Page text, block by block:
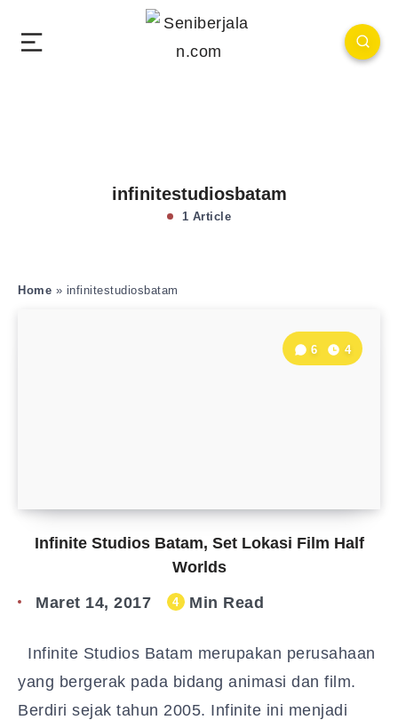
infinitestudiosbatam
1 Article
Home » infinitestudiosbatam
Infinite Studios Batam, Set Lokasi Film Half
Worlds
6 4
Maret 14, 2017 4 Min Read
​Infinite Studios Batam merupakan perusahaan
yang bergerak pada bidang animasi dan film.
Berdiri sejak tahun 2005. Infinite ini menjadi